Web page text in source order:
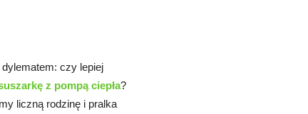
czy lepiej
z pompą ciepła?
liczną rodzinę i pralka